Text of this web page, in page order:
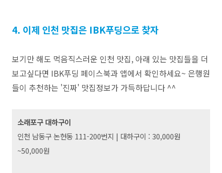
4. 이제 인천 맛집은 IBK푸딩으로 찾자
보기만 해도 먹음직스러운 인천 맛집, 아래 있는 맛집들을 더
보고싶다면 IBK푸딩 페이스북과 앱에서 확인하세요~ 은행원
들이 추천하는 '진짜' 맛집정보가 가득하답니다 ^^
소래포구 대하구이
인천 남동구 논현동 111-200번지 | 대하구이 : 30,000원
~50,000원